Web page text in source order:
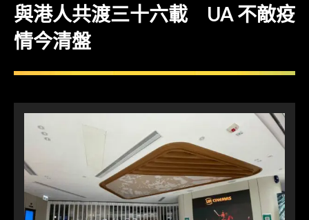
與港人共渡三十六載 UA 不敵疫
情今清盤